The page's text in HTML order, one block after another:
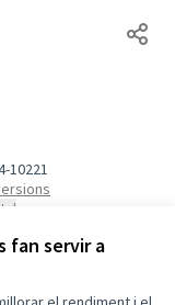
fan servir a
10221